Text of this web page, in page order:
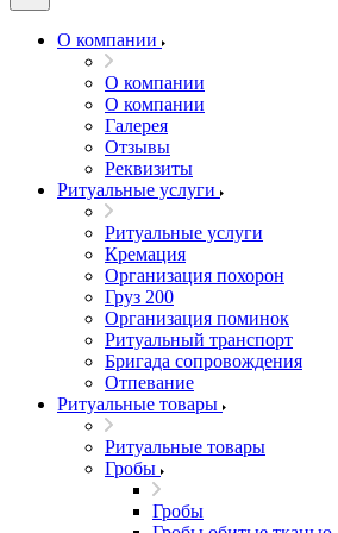
О компании
О компании
О компании
Галерея
Отзывы
Реквизиты
Ритуальные услуги
Ритуальные услуги
Кремация
Организация похорон
Груз 200
Организация поминок
Ритуальный транспорт
Бригада сопровождения
Отпевание
Ритуальные товары
Ритуальные товары
Гробы
Гробы